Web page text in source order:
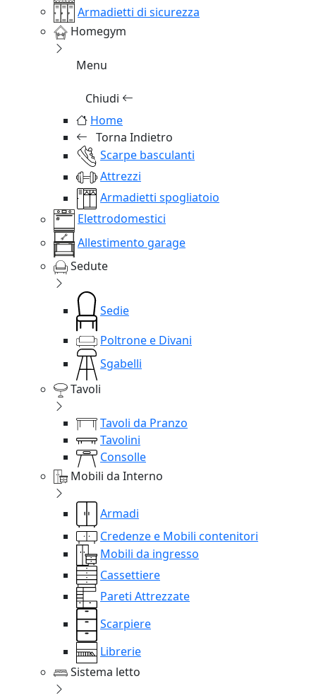
Armadietti di sicurezza
Homegym
Menu
Chiudi
Home
Torna Indietro
Scarpe basculanti
Attrezzi
Armadietti spogliatoio
Elettrodomestici
Allestimento garage
Sedute
Sedie
Poltrone e Divani
Sgabelli
Tavoli
Tavoli da Pranzo
Tavolini
Consolle
Mobili da Interno
Armadi
Credenze e Mobili contenitori
Mobili da ingresso
Cassettiere
Pareti Attrezzate
Scarpiere
Librerie
Sistema letto